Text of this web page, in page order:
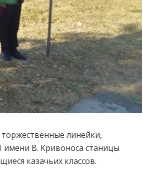
торжественные линейки,
В. Кривоноса станицы
казачьих классов.